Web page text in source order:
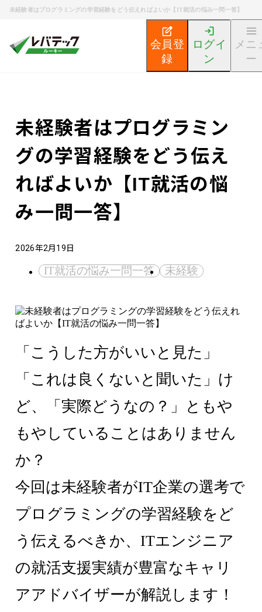
未経験者はプログラミングの学習経験をどう伝えればよいか【IT就活の悩み一問一答】
会員登
録
ログイ
ン
メニ
ー
エンジニア就活ノウハウ記事
未経験者はプログラミン
グの学習経験をどう伝え
ればよいか【IT就活の悩
み一問一答】
2026年2月19日
IT就活の悩み一問一答 未経験
「こうした方がいいと見た」
「これは良くないと聞いた」け
ど、「実際どうなの？」ともや
もやしていることはありません
か？
今回は未経験者がIT企業の選考で
プログラミングの学習経験をど
う伝えるべきか、ITエンジニア
の就活支援実績が豊富なキャリ
アアドバイザーが解説します！